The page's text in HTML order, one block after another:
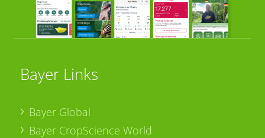
Bayer Links
Bayer Global
Bayer CropScience World